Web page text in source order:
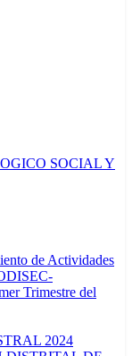
SOCIAL Y
de Actividades
Trimestre del
2024